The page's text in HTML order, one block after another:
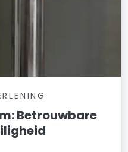
Betrouwbare